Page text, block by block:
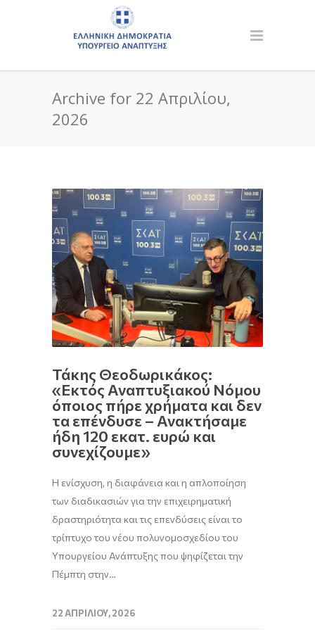
Archive for 22 Απριλίου,
2026
Τάκης Θεοδωρικάκος:
«Εκτός Αναπτυξιακού Νόμου
όποιος πήρε χρήματα και δεν
τα επένδυσε – Ανακτήσαμε
ήδη 120 εκατ. ευρώ και
συνεχίζουμε»
Η ενίσχυση, η διαφάνεια και η απλοποίηση
των διαδικασιών για την επιχειρηματική
δραστηριότητα και τις επενδύσεις είναι το
τρίπτυχο του νέου πολυνομοσχεδίου του
Υπουργείου Ανάπτυξης που ψηφίζεται την
Πέμπτη στην…
22 ΑΠΡΙΛΊΟΥ, 2026